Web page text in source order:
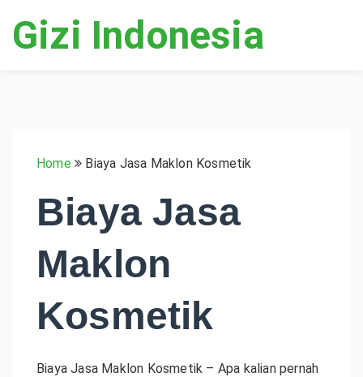
Gizi Indonesia
Home Biaya Jasa Maklon Kosmetik
Biaya Jasa
Maklon
Kosmetik
Biaya Jasa Maklon Kosmetik – Apa kalian pernah